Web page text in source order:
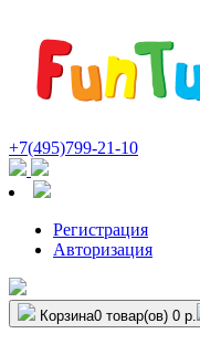
+7(495)799-21-10
Регистрация
Авторизация
Корзина0 товар(ов) 0 р.